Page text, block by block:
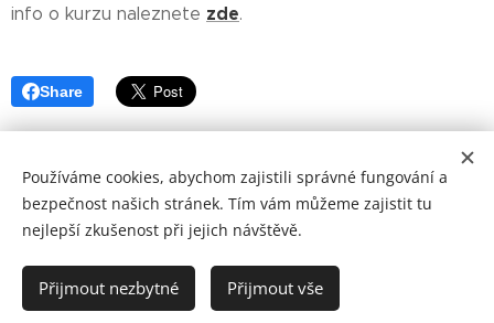
info o kurzu naleznete zde.
Share
Používáme cookies, abychom zajistili správné fungování a
bezpečnost našich stránek. Tím vám můžeme zajistit tu
nejlepší zkušenost při jejich návštěvě.
Přijmout nezbytné Přijmout vše